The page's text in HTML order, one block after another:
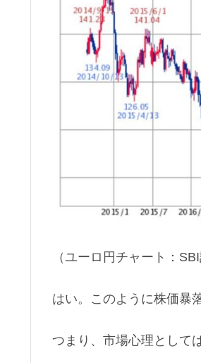
（ユーロ円チャート：SBI
はい。このように株価暴
つまり、市場心理として